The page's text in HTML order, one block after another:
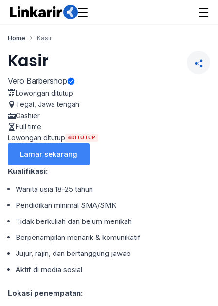
Home Kasir
Kasir
Vero Barbershop
Lowongan ditutup
Tegal Jawa tengah
Cashier
Full time
Lowongan ditutup
DITUTUP
Lamar sekarang
Kualifikasi:
Wanita usia 18-25 tahun
Pendidikan minimal SMA/SMK
Tidak berkuliah dan belum menikah
Berpenampilan menarik & komunikatif
Jujur, rajin, dan bertanggung jawab
Aktif di media sosial
Lokasi penempatan: